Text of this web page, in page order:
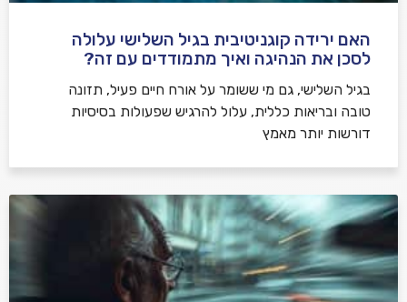
האם ירידה קוגניטיבית בגיל השלישי עלולה
לסכן את הנהיגה ואיך מתמודדים עם זה?
בגיל השלישי, גם מי ששומר על אורח חיים פעיל, תזונה
טובה ובריאות כללית, עלול להרגיש שפעולות בסיסיות
דורשות יותר מאמץ